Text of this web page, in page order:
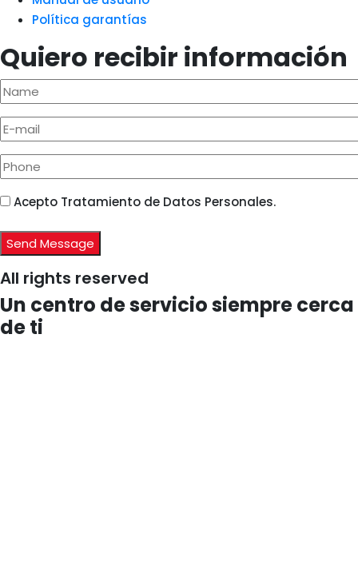
Política garantías
Quiero recibir información
Acepto Tratamiento de Datos Personales.
All rights reserved
Un centro de servicio siempre cerca
de ti